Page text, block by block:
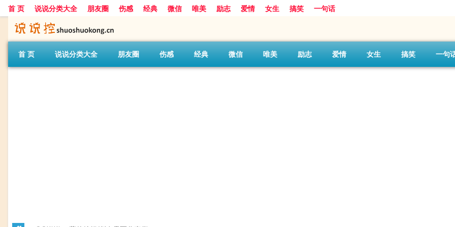
首 页 说说分类大全 朋友圈 伤感 经典 微信 唯美 励志 爱情 女生 搞笑 一句话
首 页 说说分类大全 朋友圈 伤感 经典 微信 唯美 励志 爱情 女生 搞笑 一句